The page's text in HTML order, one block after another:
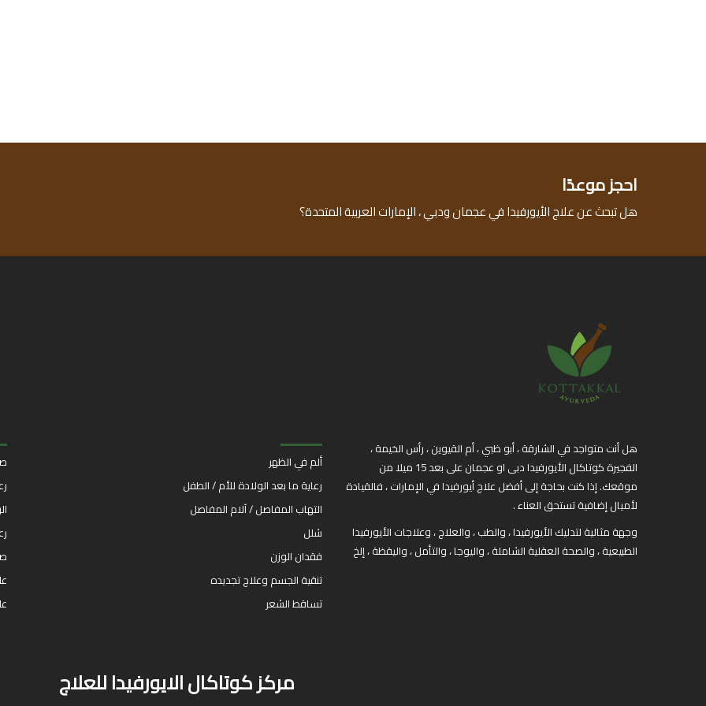
احجز موعدًا
هل تبحث عن علاج الأيورفيدا في عجمان ودبي ، الإمارات العربية المتحدة؟
هل أنت متواجد في الشارقة ، أبو ظبي ، أم القيوين ، رأس الخيمة ،
الفجيرة كوتاكال الأيورفيدا دبى او عجمان على بعد 15 ميلا من
موقعك. إذا كنت بحاجة إلى أفضل علاج أيورفيدا في الإمارات ، فالقيادة
لأميال إضافية تستحق العناء .
وجهة مثالية لتدليك الأيورفيدا ، والطب ، والعلاج ، وعلاجات الأيورفيدا
الطبيعية ، والصحة العقلية الشاملة ، واليوجا ، والتأمل ، واليقظة ، إلخ
ألم في الظهر
رعاية ما بعد الولادة للأم / الطفل
التهاب المفاصل / آلام المفاصل
شلل
فقدان الوزن
تنقية الجسم وعلاج تجديده
تساقط الشعر
مركز كوتاكال الايورفيدا للعلاج